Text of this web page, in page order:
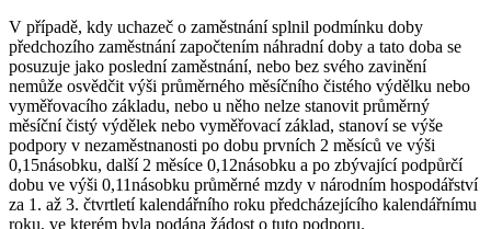
V případě, kdy uchazeč o zaměstnání splnil podmínku doby
předchozího zaměstnání započtením náhradní doby a tato doba se
posuzuje jako poslední zaměstnání, nebo bez svého zavinění
nemůže osvědčit výši průměrného měsíčního čistého výdělku nebo
vyměřovacího základu, nebo u něho nelze stanovit průměrný
měsíční čistý výdělek nebo vyměřovací základ, stanoví se výše
podpory v nezaměstnanosti po dobu prvních 2 měsíců ve výši
0,15násobku, další 2 měsíce 0,12násobku a po zbývající podpůrčí
dobu ve výši 0,11násobku průměrné mzdy v národním hospodářství
za 1. až 3. čtvrtletí kalendářního roku předcházejícího kalendářnímu
roku, ve kterém byla podána žádost o tuto podporu.